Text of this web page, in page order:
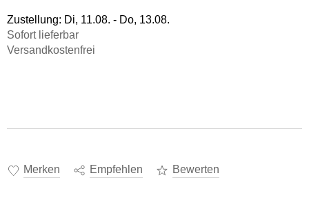
Zustellung: Di, 11.08. - Do, 13.08.
Sofort lieferbar
Versandkostenfrei
Merken Empfehlen Bewerten